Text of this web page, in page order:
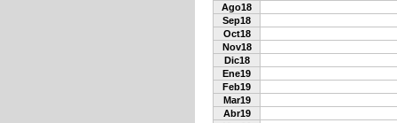
Ago18
Sep18
Oct18
Nov18
Dic18
Ene19
Feb19
Mar19
Abr19